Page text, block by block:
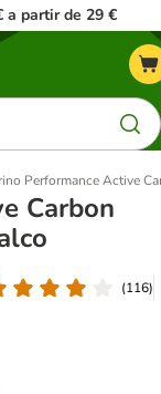
a partir de 29 €
Performance Active
Carbon
(116)